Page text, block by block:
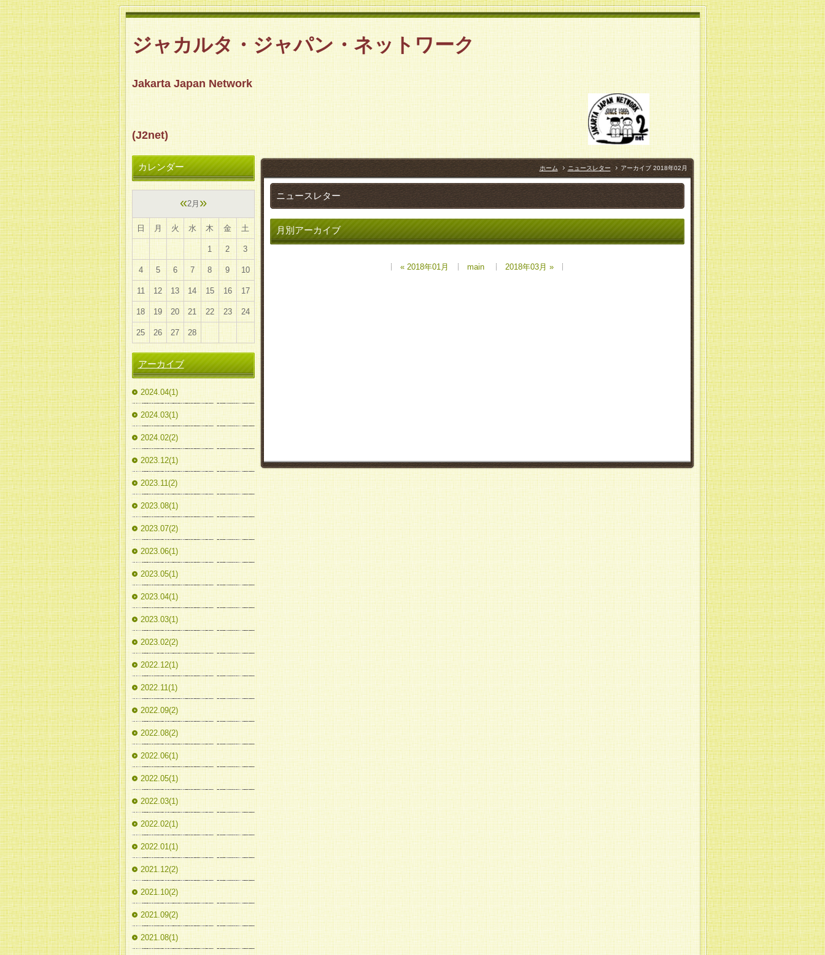
ジャカルタ・ジャパン・ネットワーク
Jakarta Japan Network
(J2net)
ホーム ニュースレター アーカイブ 2018年02月
ニュースレター
月別アーカイブ
« 2018年01月 main 2018年03月 »
カレンダー
«2月 »
日 月 火 水 木 金 土
1 2 3
4 5 6 7 8 9 10
11 12 13 14 15 16 17
18 19 20 21 22 23 24
25 26 27 28
アーカイブ
2024.04(1)
2024.03(1)
2024.02(2)
2023.12(1)
2023.11(2)
2023.08(1)
2023.07(2)
2023.06(1)
2023.05(1)
2023.04(1)
2023.03(1)
2023.02(2)
2022.12(1)
2022.11(1)
2022.09(2)
2022.08(2)
2022.06(1)
2022.05(1)
2022.03(1)
2022.02(1)
2022.01(1)
2021.12(2)
2021.10(2)
2021.09(2)
2021.08(1)